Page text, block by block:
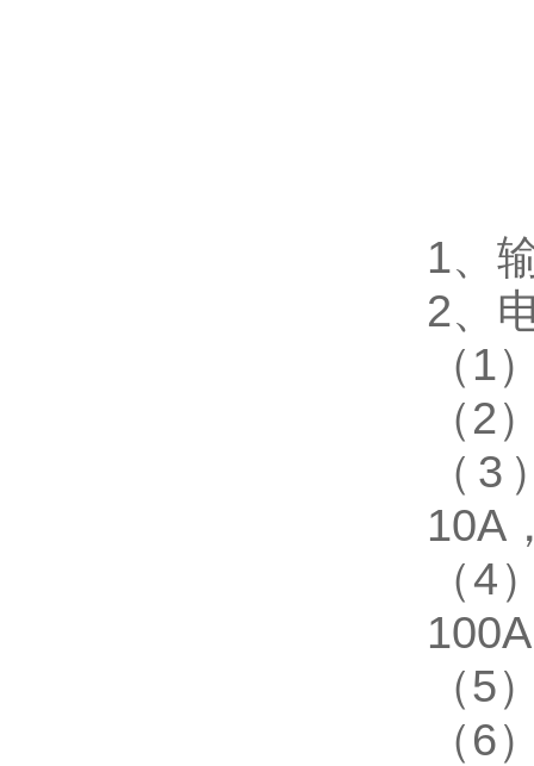
1、
2、
（1
（2
（
10A
（4
（5
（6